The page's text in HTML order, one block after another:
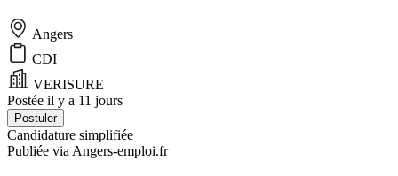
Angers
CDI
VERISURE
Postée il y a 11 jours
Postuler
Candidature simplifiée
Publiée via Angers-emploi.fr